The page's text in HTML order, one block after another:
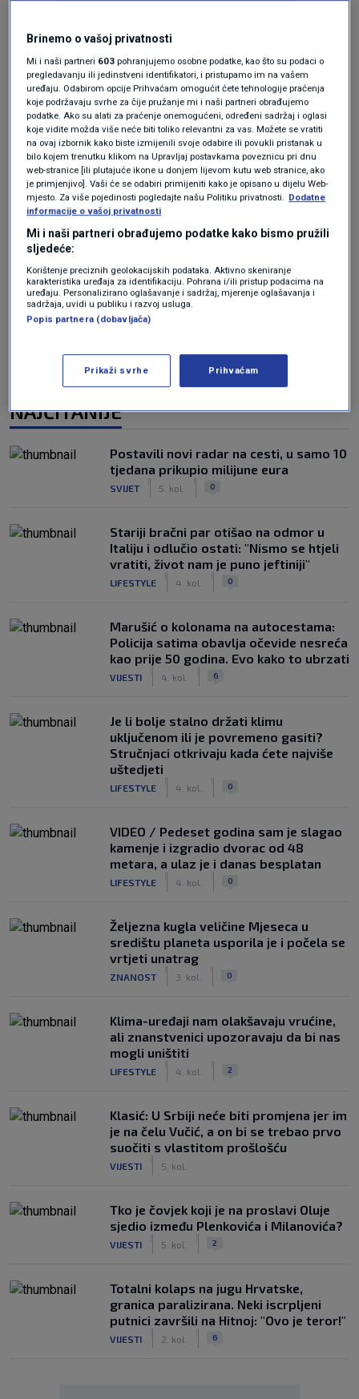
Oglas
Oglas
NAJČITANIJE
Postavili novi radar na cesti, u samo 10
tjedana prikupio milijune eura
SVIJET 5. kol. 0
Stariji bračni par otišao na odmor u
Italiju i odlučio ostati: "Nismo se htjeli
vratiti, život nam je puno jeftiniji"
LIFESTYLE 4. kol. 0
Marušić o kolonama na autocestama:
Policija satima obavlja očevide nesreća
kao prije 50 godina. Evo kako to ubrzati
VIJESTI 4. kol. 6
Je li bolje stalno držati klimu
uključenom ili je povremeno gasiti?
Stručnjaci otkrivaju kada ćete najviše
uštedjeti
LIFESTYLE 4. kol. 0
VIDEO / Pedeset godina sam je slagao
kamenje i izgradio dvorac od 48
metara, a ulaz je i danas besplatan
LIFESTYLE 4. kol. 0
Željezna kugla veličine Mjeseca u
središtu planeta usporila je i počela se
vrtjeti unatrag
ZNANOST 3. kol. 0
Klima-uređaji nam olakšavaju vrućine,
ali znanstvenici upozoravaju da bi nas
mogli uništiti
LIFESTYLE 4. kol. 2
Klasić: U Srbiji neće biti promjena jer im
je na čelu Vučić, a on bi se trebao prvo
suočiti s vlastitom prošlošću
VIJESTI 5. kol.
Tko je čovjek koji je na proslavi Oluje
sjedio između Plenkovića i Milanovića?
VIJESTI 5. kol. 2
Totalni kolaps na jugu Hrvatske,
granica paralizirana. Neki iscrpljeni
putnici završili na Hitnoj: "Ovo je teror!"
VIJESTI 2. kol. 6
Brinemo o vašoj privatnosti
Mi i naši partneri 603 pohranjujemo osobne podatke, kao što su podaci o
pregledavanju ili jedinstveni identifikatori, i pristupamo im na vašem
uređaju. Odabirom opcije Prihvaćam omogućit ćete tehnologije praćenja
koje podržavaju svrhe za čije pružanje mi i naši partneri obrađujemo
podatke. Ako su alati za praćenje onemogućeni, određeni sadržaj i oglasi
koje vidite možda više neće biti toliko relevantni za vas. Možete se vratiti
na ovaj izbornik kako biste izmijenili svoje odabire ili povukli pristanak u
bilo kojem trenutku klikom na Upravljaj postavkama poveznicu pri dnu
web-stranice [ili plutajuće ikone u donjem lijevom kutu web stranice, ako
je primjenjivo]. Vaši će se odabiri primijeniti kako je opisano u dijelu Web-
mjesto. Za više pojedinosti pogledajte našu Politiku privatnosti. Dodatne
informacije o vašoj privatnosti
Mi i naši partneri obrađujemo podatke kako bismo pružili
sljedeće:
Korištenje preciznih geolokacijskih podataka. Aktivno skeniranje
karakteristika uređaja za identifikaciju. Pohrana i/ili pristup podacima na
uređaju. Personalizirano oglašavanje i sadržaj, mjerenje oglašavanja i
sadržaja, uvidi u publiku i razvoj usluga.
Popis partnera (dobavljača)
Prikaži svrhe Prihvaćam